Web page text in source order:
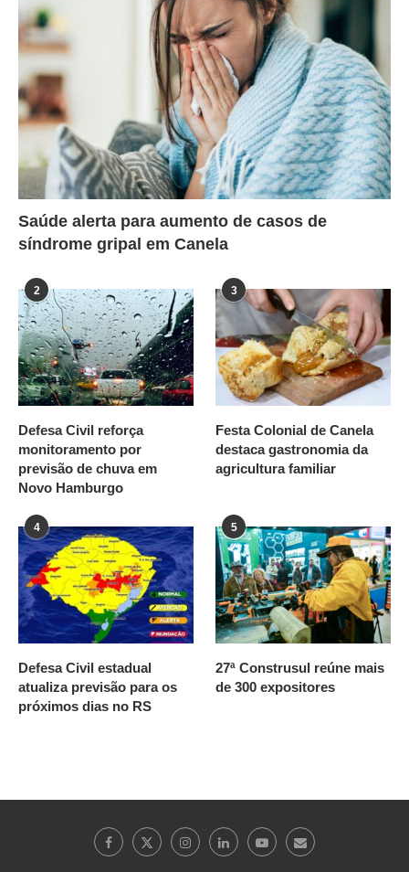
Saúde alerta para aumento de casos de
síndrome gripal em Canela
2
Defesa Civil reforça
monitoramento por
previsão de chuva em
Novo Hamburgo
3
Festa Colonial de Canela
destaca gastronomia da
agricultura familiar
4
Defesa Civil estadual
atualiza previsão para os
próximos dias no RS
5
27ª Construsul reúne mais
de 300 expositores